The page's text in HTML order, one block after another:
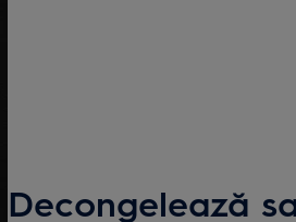
Decongelează